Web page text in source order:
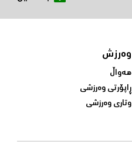
وەرزش
هەواڵ
ڕاپۆرتی وەرزشی
وتاری وەرزشی